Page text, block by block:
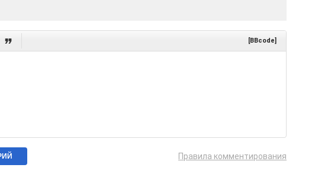
 [BBcode]
Правила комментирования